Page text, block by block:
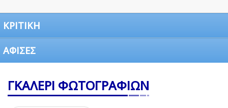
ΚΡΙΤΙΚΗ
ΑΦΙΣΕΣ
ΓΚΑΛΕΡΙ ΦΩΤΟΓΡΑΦΙΩΝ